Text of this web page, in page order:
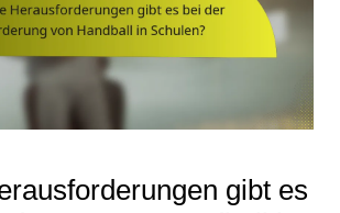
gibt es